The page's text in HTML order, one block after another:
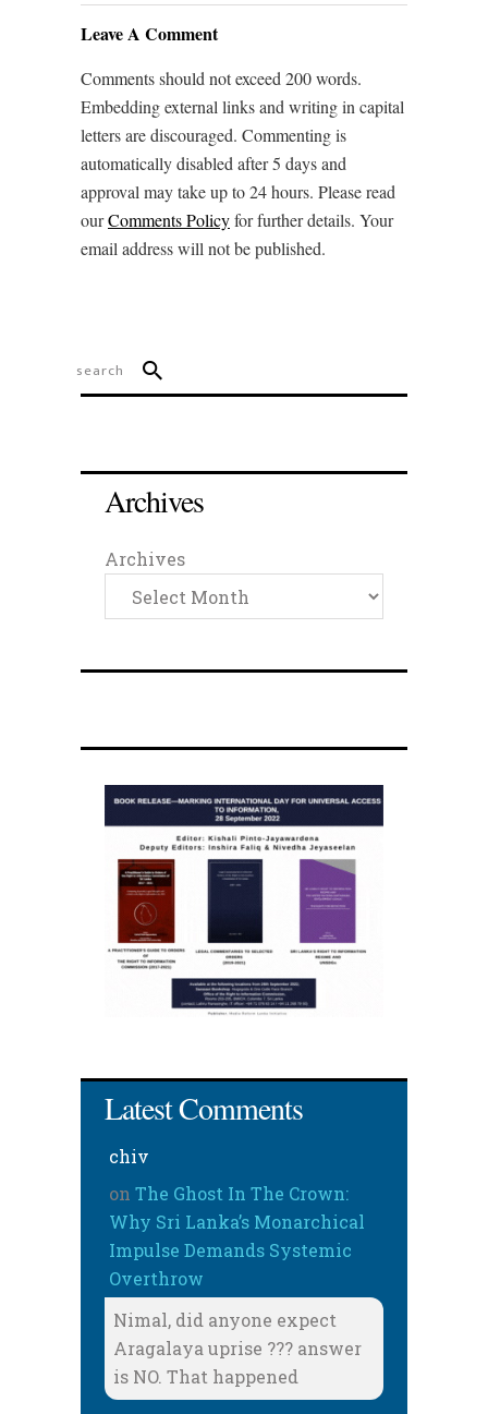
Leave A Comment
Comments should not exceed 200 words.
Embedding external links and writing in capital
letters are discouraged. Commenting is
automatically disabled after 5 days and
approval may take up to 24 hours. Please read
ourComments Policyfor further details. Your
email address will not be published.
Archives
Archives
Latest Comments
chiv
on The Ghost In The Crown:
Why Sri Lanka’s Monarchical
Impulse Demands Systemic
Overthrow
Nimal, did anyone expect
Aragalaya uprise ??? answer
is NO. That happened